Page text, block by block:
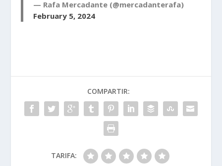
— Rafa Mercadante (@mercadanterafa)
February 5, 2024
COMPARTIR:
TARIFA: